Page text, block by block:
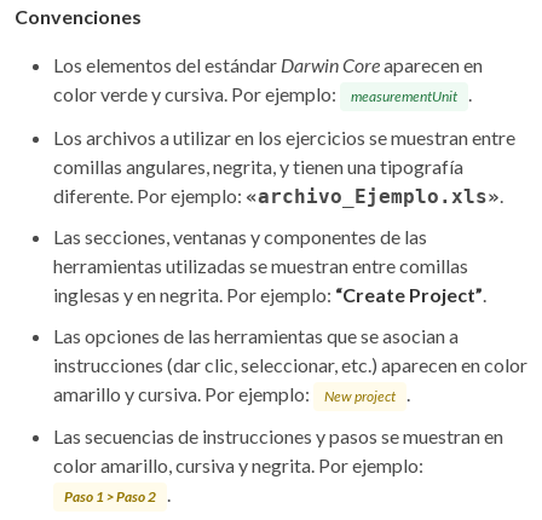
Convenciones
Los elementos del estándar Darwin Coreaparecen en
color verde y cursiva. Por ejemplo:
measurementUnit
.
Los archivos a utilizar en los ejercicios se muestran entre
comillas angulares, negrita, y tienen una tipografía
diferente. Por ejemplo: «archivo_Ejemplo.xls»
Las secciones, ventanas y componentes de las
herramientas utilizadas se muestran entre comillas
inglesas y en negrita. Por ejemplo: “Create Project”.
Las opciones de las herramientas que se asocian a
instrucciones (dar clic, seleccionar, etc.) aparecen en color
amarillo y cursiva. Por ejemplo:
New project
Las secuencias de instrucciones y pasos se muestran en
color amarillo, cursiva y negrita. Por ejemplo:
Paso 1 > Paso 2
.